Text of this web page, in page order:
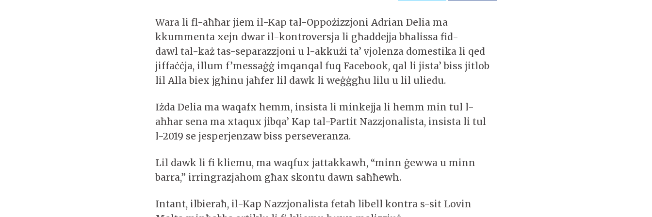
Wara li fl-aħħar jiem il-Kap tal-Oppożizzjoni Adrian Delia ma
kkummenta xejn dwar il-kontroversja li għaddejja bħalissa fid-
dawl tal-każ tas-separazzjoni u l-akkużi ta’ vjolenza domestika li qed
jiffaċċja, illum f’messaġġ imqanqal fuq Facebook, qal li jista’ biss jitlob
lil Alla biex jgħinu jaħfer lil dawk li weġġgħu lilu u lil uliedu.
Iżda Delia ma waqafx hemm, insista li minkejja li hemm min tul l-
aħħar sena ma xtaqux jibqa’ Kap tal-Partit Nazzjonalista, insista li tul
l-2019 se jesperjenzaw biss perseveranza.
Lil dawk li fi kliemu, ma waqfux jattakkawh, “minn ġewwa u minn
barra,” irringrazjahom għax skontu dawn saħħewh.
Intant, ilbieraħ, il-Kap Nazzjonalista fetaħ libell kontra s-sit Lovin